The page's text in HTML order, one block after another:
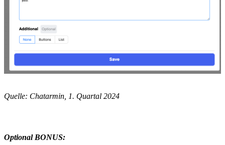
Quelle: Chatarmin, 1. Quartal 2024
Optional BONUS: